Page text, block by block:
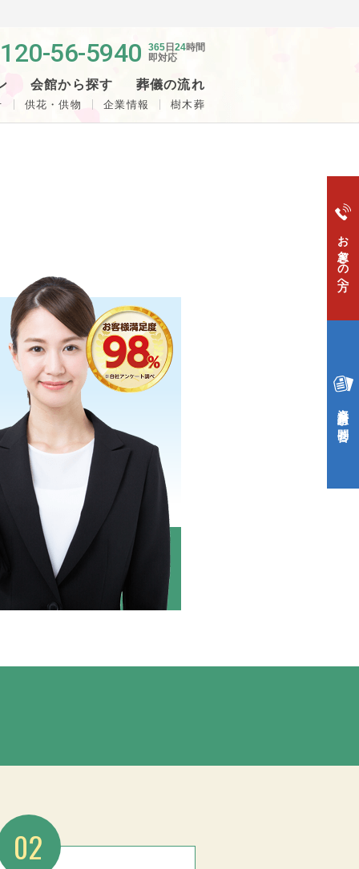
56-5940 365 日 24時間
即対応
会館から探す 葬儀の流れ
供花・供物 企業情報 樹木葬
お急ぎの方へ
資料請求・お問合せ
02